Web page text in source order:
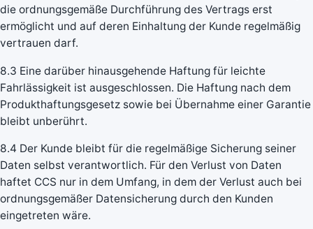
die ordnungsgemäße Durchführung des Vertrags erst
ermöglicht und auf deren Einhaltung der Kunde regelmäßig
vertrauen darf.
8.3 Eine darüber hinausgehende Haftung für leichte
Fahrlässigkeit ist ausgeschlossen. Die Haftung nach dem
Produkthaftungsgesetz sowie bei Übernahme einer Garantie
bleibt unberührt.
8.4 Der Kunde bleibt für die regelmäßige Sicherung seiner
Daten selbst verantwortlich. Für den Verlust von Daten
haftet CCS nur in dem Umfang, in dem der Verlust auch bei
ordnungsgemäßer Datensicherung durch den Kunden
eingetreten wäre.